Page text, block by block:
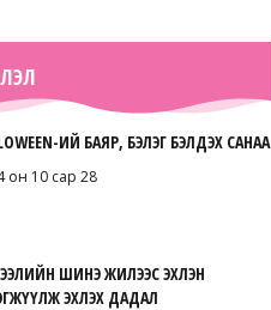
ИЙ БАЯР, БЭЛЭГ БЭЛДЭХ САНАА
он 10 сар 28
ШИНЭ ЖИЛЭЭС ЭХЛЭН
ЭХЛЭХ ДАДАЛ